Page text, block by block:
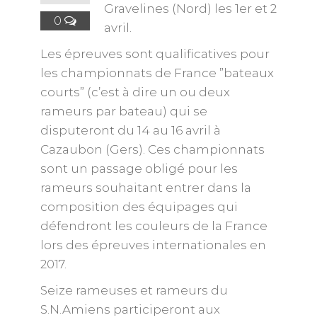
0
Gravelines (Nord) les 1er et 2
avril.
Les épreuves sont qualificatives pour
les championnats de France ”bateaux
courts” (c’est à dire un ou deux
rameurs par bateau) qui se
disputeront du 14 au 16 avril à
Cazaubon (Gers). Ces championnats
sont un passage obligé pour les
rameurs souhaitant entrer dans la
composition des équipages qui
défendront les couleurs de la France
lors des épreuves internationales en
2017.
Seize rameuses et rameurs du
S.N.Amiens participeront aux